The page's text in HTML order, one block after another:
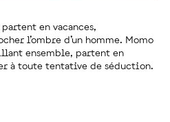
en vacances,
l’ombre d’un homme. Momo
ensemble, partent en
à toute tentative de séduction.